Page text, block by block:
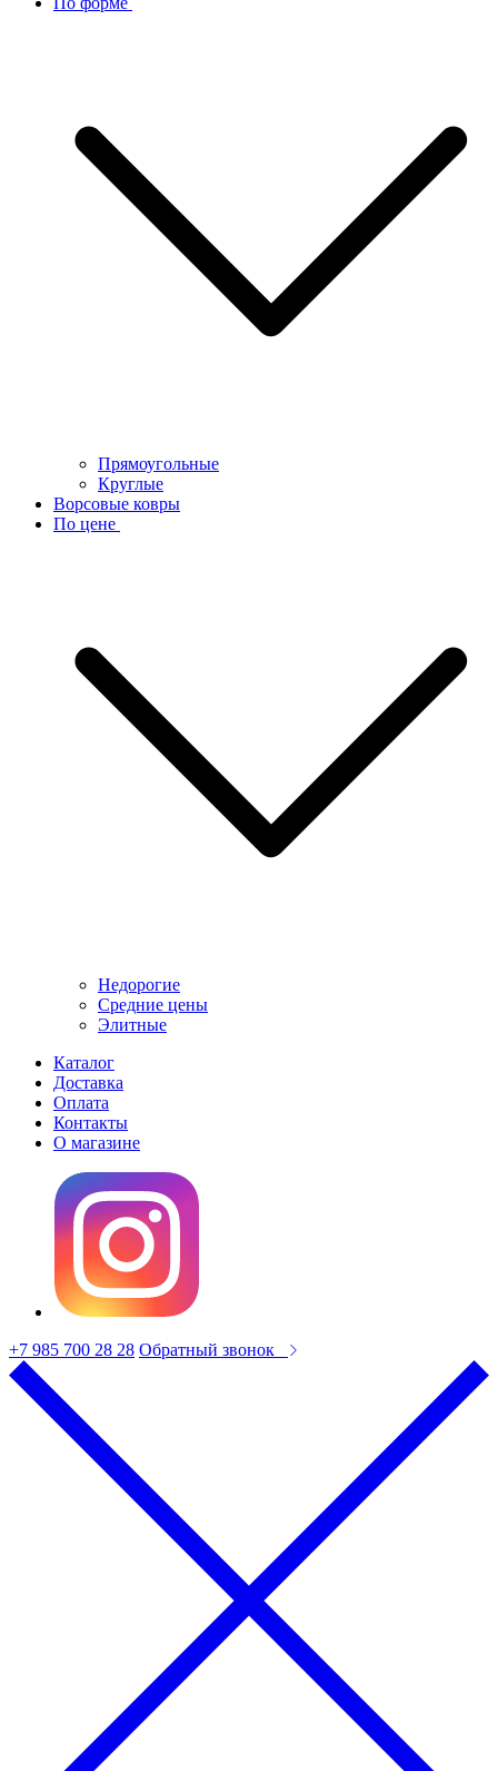
Прямоугольные
Круглые
Ворсовые ковры
По цене
Недорогие
Средние цены
Элитные
Каталог
Доставка
Оплата
Контакты
О магазине
+7 985 700 28 28 Обратный звонок